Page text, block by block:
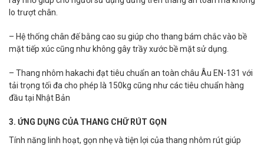
lo trượt chân.
– Hệ thống chân đế bằng cao su giúp cho thang bám chắc vào bề
mặt tiếp xúc cũng như không gây trầy xước bề mặt sử dụng.
– Thang nhôm hakachi đạt tiêu chuẩn an toàn châu Âu EN-131 với
tải trọng tối đa cho phép là 150kg cũng như các tiêu chuẩn hàng
đầu tại Nhật Bản
3. ỨNG DỤNG CỦA THANG CHỮ RÚT GỌN
Tính năng linh hoạt, gọn nhẹ và tiện lợi của thang nhôm rút giúp